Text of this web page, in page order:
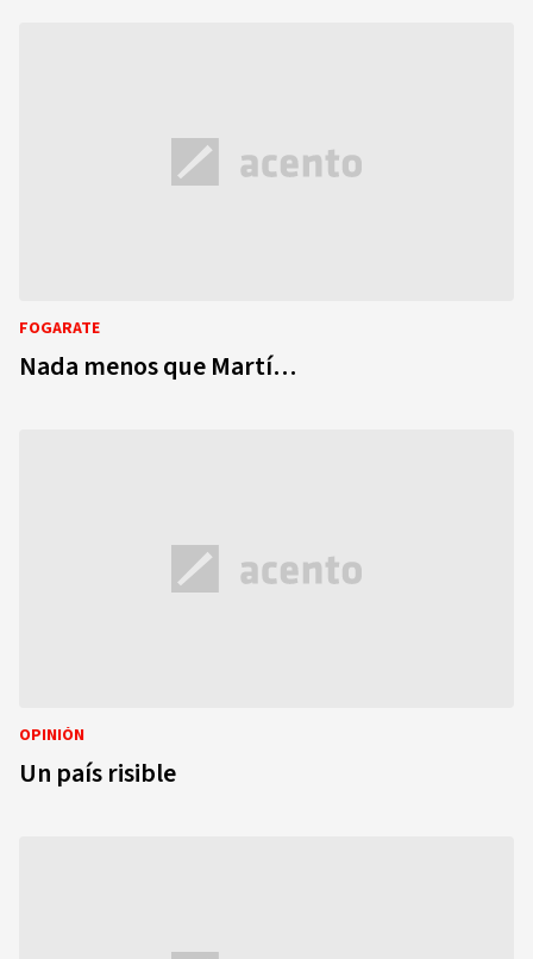
FOGARATE
Nada menos que Martí…
OPINIÓN
Un país risible